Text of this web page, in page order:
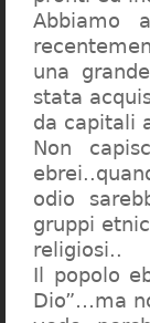
Abbiamo
una
stata
da capitali
Non
odio
gruppi
religiosi..
Il popolo
Dio”…ma